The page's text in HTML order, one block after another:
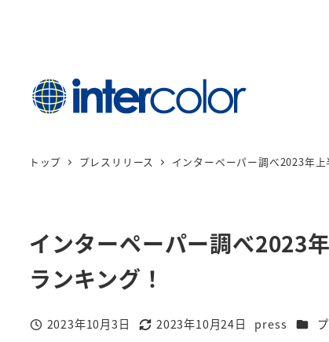
トップ プレスリリース インターペーパー調べ2023年
インターペーパー調べ2023
ランキング！
投稿日
2023年10月3日
更新日
2023年10月24日
著
press カテ